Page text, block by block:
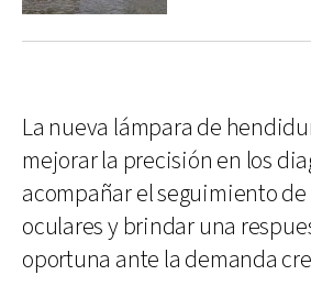
La nueva lámpara de
mejorar la precisión en los
acompañar el seguimiento
oculares y brindar una
oportuna ante la demanda